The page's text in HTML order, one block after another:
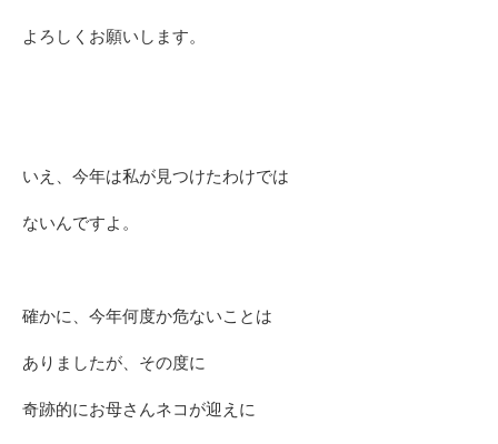
よろしくお願いします。
いえ、今年は私が見つけたわけでは
ないんですよ。
確かに、今年何度か危ないことは
ありましたが、その度に
奇跡的にお母さんネコが迎えに